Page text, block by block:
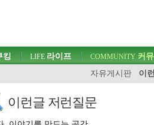
킹 LIFE 라이프 COMMUNITY 커
자유게시판
이
이런글 저런질문